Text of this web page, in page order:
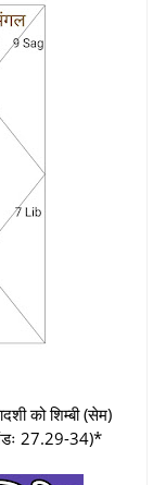
को शिम्बी (सेम)
खंडः 27.29-34)*